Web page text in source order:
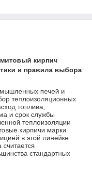
кирпич
и правила выбора
печей и
теплоизоляционных
топлива,
и срок службы
теплоизоляции
кирпичи марки
в этой линейке
стандартных